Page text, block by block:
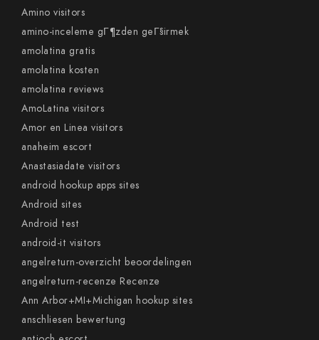
Amino visitors
amino-inceleme gГ¶zden geГ§irmek
amolatina gratis
amolatina kosten
amolatina reviews
AmoLatina visitors
Amor en Linea visitors
anaheim escort
Anastasiadate visitors
android hookup apps sites
Android sites
Android test
android-it visitors
angelreturn-overzicht beoordelingen
angelreturn-recenze Recenze
Ann Arbor+MI+Michigan hookup sites
anschliesen bewertung